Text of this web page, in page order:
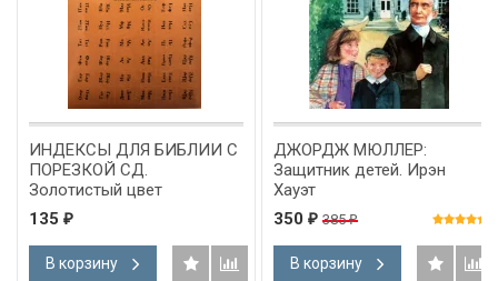
ИНДЕКСЫ ДЛЯ БИБЛИИ С
ПОРЕЗКОЙ СД.
Золотистый цвет
135 ₽
В корзину
ДЖОРДЖ МЮЛЛЕР:
Защитник детей. Ирэн
Хауэт
350 ₽ 385₽
В корзину